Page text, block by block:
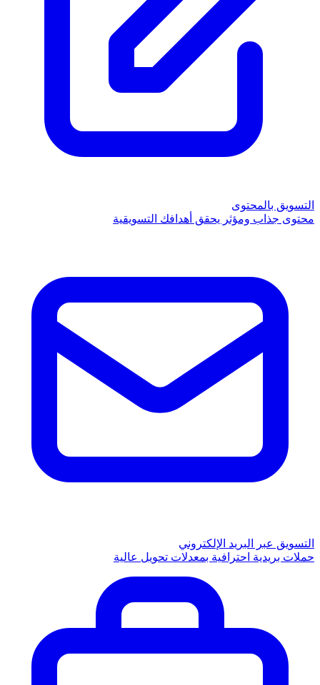
التسويق بالمحتوى
محتوى جذاب ومؤثر يحقق أهدافك التسويقية
التسويق عبر البريد الإلكتروني
حملات بريدية احترافية بمعدلات تحويل عالية